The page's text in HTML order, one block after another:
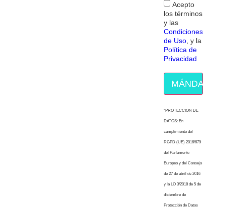
Acepto
los términos
y las
Condiciones
de Uso, y la
Política de
Privacidad
MÁNDAME
“PROTECCION DE
DATOS: En
cumplimiento del
RGPD (UE) 2016/679
del Parlamento
Europeo y del Consejo
de 27 de abril de 2016
y la LO 3/2018 de 5 de
diciembre de
Protección de Datos